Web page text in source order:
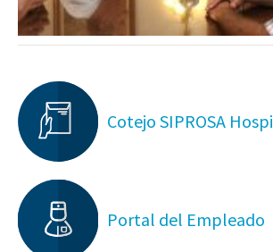
Cotejo SIPROSA
Portal del Empleado